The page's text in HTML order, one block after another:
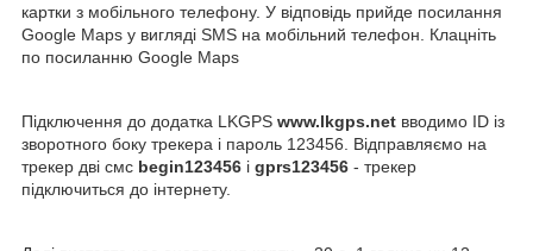
картки з мобільного телефону. У відповідь прийде посилання
Google Maps у вигляді SMS на мобільний телефон. Клацніть
по посиланню Google Maps
Підключення до додатка LKGPS www.lkgps.net вводимо ID із
зворотного боку трекера і пароль 123456. Відправляємо на
трекер дві смс begin123456 і gprs123456 - трекер
підключиться до інтернету.